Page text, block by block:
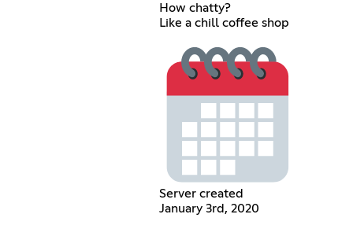
How chatty?
Like a chill coffee shop
Server created
January 3rd, 2020